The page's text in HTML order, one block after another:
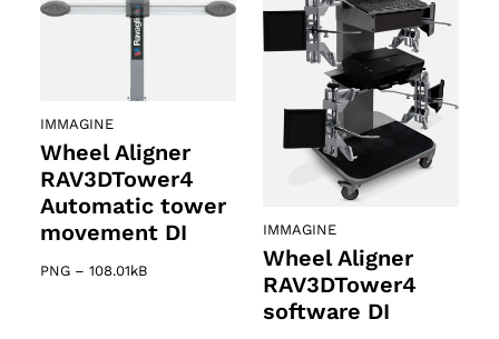
IMMAGINE
Wheel Aligner
RAV3DTower4
Automatic tower
movement DI
PNG – 108.01kB
IMMAGINE
Wheel Aligner
RAV3DTower4
software DI